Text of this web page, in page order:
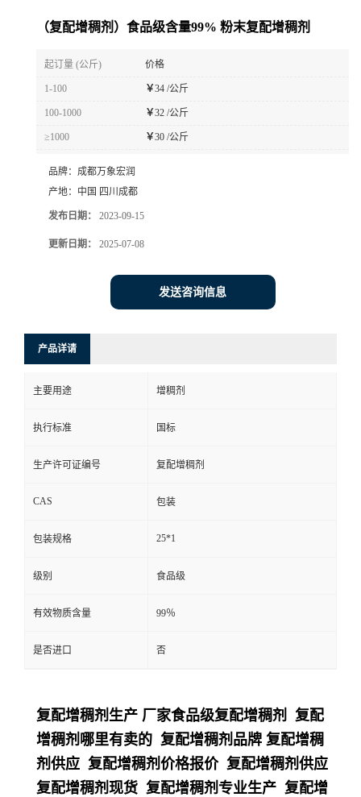
（复配增稠剂）食品级含量99% 粉末复配增稠剂
起订量 (公斤) 价格
1-100 ￥34 /公斤
100-1000 ￥32 /公斤
≥1000 ￥30 /公斤
品牌： 成都万象宏润
产地： 中国 四川成都
发布日期： 2023-09-15
更新日期： 2025-07-08
发送咨询信息
产品详请
主要用途 增稠剂
执行标准 国标
生产许可证编号 复配增稠剂
CAS 包装
包装规格 25*1
级别 食品级
有效物质含量 99％
是否进口 否
复配增稠剂生产 厂家食品级复配增稠剂 复配
增稠剂哪里有卖的 复配增稠剂品牌 复配增稠
剂供应 复配增稠剂价格报价 复配增稠剂供应
复配增稠剂现货 复配增稠剂专业生产 复配增